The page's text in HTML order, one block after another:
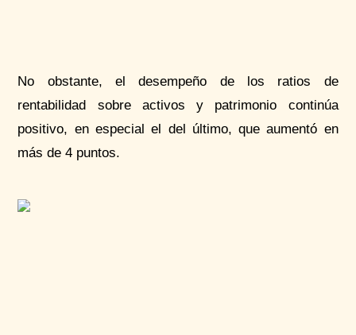
No obstante, el desempeño de los ratios de
rentabilidad sobre activos y patrimonio continúa
positivo, en especial el del último, que aumentó en
más de 4 puntos.